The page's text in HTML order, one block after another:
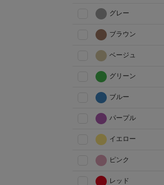
グレー
ブラウン
ベージュ
グリーン
ブルー
パープル
イエロー
ピンク
レッド